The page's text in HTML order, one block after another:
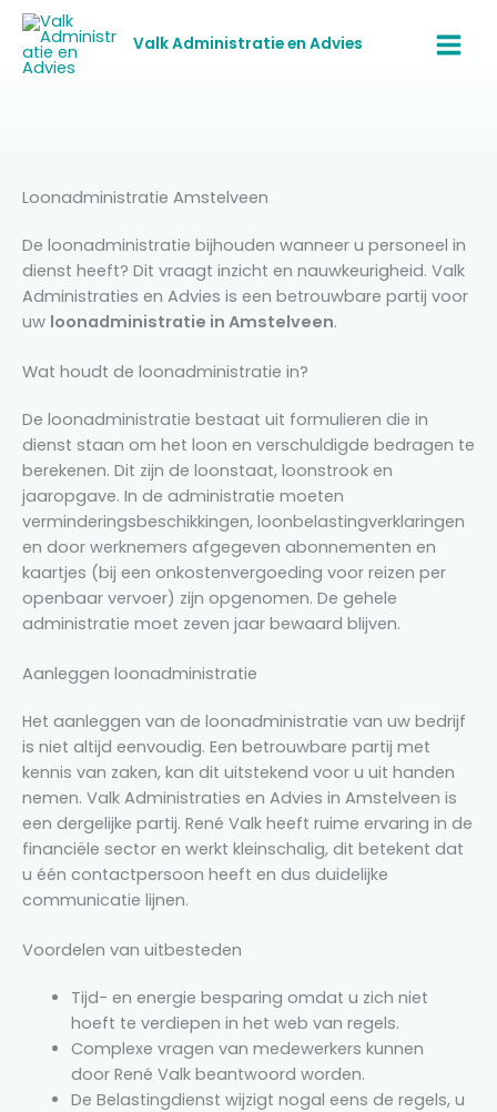
Ga
naar
Valk Administratie en Advies
Loonadministratie Amstelveen
De loonadministratie bijhouden wanneer u personeel in
dienst heeft? Dit vraagt inzicht en nauwkeurigheid. Valk
Administraties en Advies is een betrouwbare partij voor
uw loonadministratie in Amstelveen.
Wat houdt de loonadministratie in?
De loonadministratie bestaat uit formulieren die in
dienst staan om het loon en verschuldigde bedragen te
berekenen. Dit zijn de loonstaat, loonstrook en
jaaropgave. In de administratie moeten
verminderingsbeschikkingen, loonbelastingverklaringen
en door werknemers afgegeven abonnementen en
kaartjes (bij een onkostenvergoeding voor reizen per
openbaar vervoer) zijn opgenomen. De gehele
administratie moet zeven jaar bewaard blijven.
Aanleggen loonadministratie
Het aanleggen van de loonadministratie van uw bedrijf
is niet altijd eenvoudig. Een betrouwbare partij met
kennis van zaken, kan dit uitstekend voor u uit handen
nemen. Valk Administraties en Advies in Amstelveen is
een dergelijke partij. René Valk heeft ruime ervaring in de
financiële sector en werkt kleinschalig, dit betekent dat
u één contactpersoon heeft en dus duidelijke
communicatie lijnen.
Voordelen van uitbesteden
Tijd- en energie besparing omdat u zich niet
hoeft te verdiepen in het web van regels.
Complexe vragen van medewerkers kunnen
door René Valk beantwoord worden.
De Belastingdienst wijzigt nogal eens de regels, u